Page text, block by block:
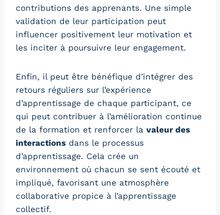
contributions des apprenants. Une simple
validation de leur participation peut
influencer positivement leur motivation et
les inciter à poursuivre leur engagement.
Enfin, il peut être bénéfique d’intégrer des
retours réguliers sur l’expérience
d’apprentissage de chaque participant, ce
qui peut contribuer à l’amélioration continue
de la formation et renforcer la valeur des
interactions dans le processus
d’apprentissage. Cela crée un
environnement où chacun se sent écouté et
impliqué, favorisant une atmosphère
collaborative propice à l’apprentissage
collectif.